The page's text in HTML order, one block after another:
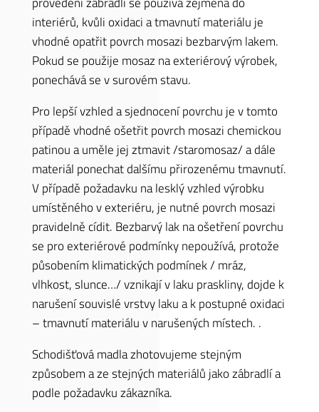
interiérů, kvůli oxidaci a tmavnutí materiálu je
vhodné opatřit povrch mosazi bezbarvým lakem.
Pokud se použije mosaz na exteriérový výrobek,
ponechává se v surovém stavu.
Pro lepší vzhled a sjednocení povrchu je v tomto
případě vhodné ošetřit povrch mosazi chemickou
patinou a uměle jej ztmavit /staromosaz/ a dále
materiál ponechat dalšímu přirozenému tmavnutí.
V případě požadavku na lesklý vzhled výrobku
umístěného v exteriéru, je nutné povrch mosazi
pravidelně cídit. Bezbarvý lak na ošetření povrchu
se pro exteriérové podmínky nepoužívá, protože
působením klimatických podmínek / mráz,
vlhkost, slunce…/ vznikají v laku praskliny, dojde k
narušení souvislé vrstvy laku a k postupné oxidaci
– tmavnutí materiálu v narušených místech. .
Schodišťová madla zhotovujeme stejným
způsobem a ze stejných materiálů jako zábradlí a
podle požadavku zákazníka.